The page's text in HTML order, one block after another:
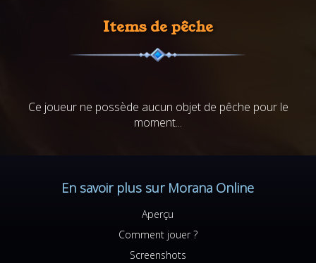
Items de pêche
Ce joueur ne possède aucun objet de pêche pour le
moment...
En savoir plus sur Morana Online
Aperçu
Comment jouer ?
Screenshots